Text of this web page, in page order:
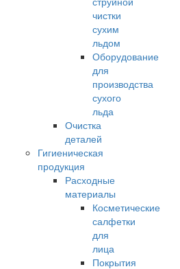
чистки
сухим
льдом
Оборудование
для
производства
сухого
льда
Очистка
деталей
Гигиеническая
продукция
Расходные
материалы
Косметические
салфетки
для
лица
Покрытия